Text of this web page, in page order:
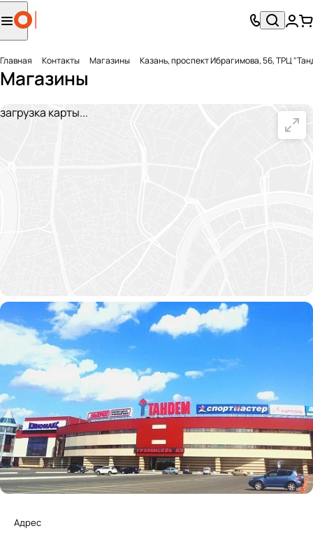
Главная Контакты Магазины Казань, проспект Ибрагимова, 56, ТРЦ
Магазины
загрузка карты...
Адрес